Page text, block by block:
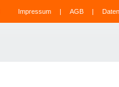
Impressum | AGB |